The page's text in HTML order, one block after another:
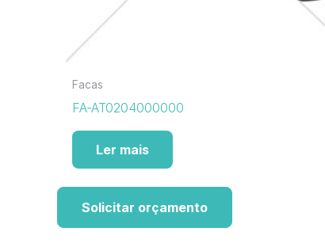
Facas
FA-AT0204000000
Ler mais
Solicitar orçamento